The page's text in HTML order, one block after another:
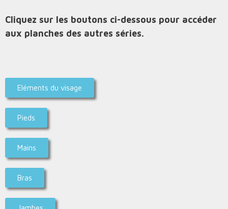
Cliquez sur les boutons ci-dessous pour accéder
aux planches des autres séries.
Eléments du visage
Pieds
Mains
Bras